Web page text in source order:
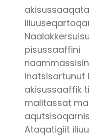
pisussaaffini
akisussaaffik
malitassat
Ataqatigiit